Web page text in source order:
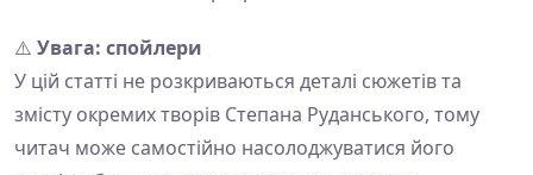
⚠️ Увага: спойлери
У цій статті не розкриваються деталі сюжетів та
змісту окремих творів Степана Руданського, тому
читач може самостійно насолоджуватися його